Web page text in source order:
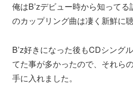
俺はB’zデビュー時から知って
のカップリング曲は凄く新鮮に聴
B’z好きになった後もCDシング
てた事が多かったので、それら
手に入れました。